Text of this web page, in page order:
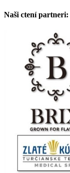
Naši ctení partneri: